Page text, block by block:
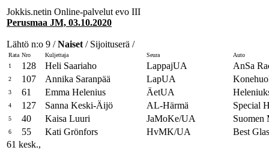
Jokkis.netin Online-palvelut evo III
Perusmaa JM, 03.10.2020
Lähtö n:o 9 /Naiset / Sijoituserä /
Rata Nro Kuljettaja Seura
Auto
1
128 Heli Saariaho LappajUA AnSa
2 107 Annika Saranpää LapUA
3 61 Emma Helenius ÄetUA
4 127 Sanna Keski-Äijö AL-Härmä Special
5 40 Kaisa Luuri JaMoKe/UA Suomen
6 55 Kati Grönfors HvMK/UA
Best
61 kesk.,